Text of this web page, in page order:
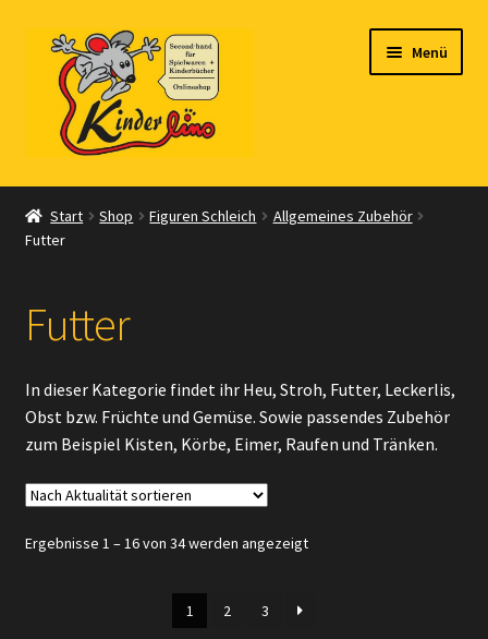
Navigation
springen
Zum
Inhalt
springen
Menü
Start
Vertrag widerrufen
Kasse
Start Shop Figuren Schleich
Allgemeines Zubehör
Futter
Futter
In dieser Kategorie findet ihr Heu, Stroh, Futter, Leckerlis,
Obst bzw. Früchte und Gemüse. Sowie passendes Zubehör
zum Beispiel Kisten, Körbe, Eimer, Raufen und Tränken.
Ergebnisse 1 – 16 von 34 werden angezeigtNach
1
2 3